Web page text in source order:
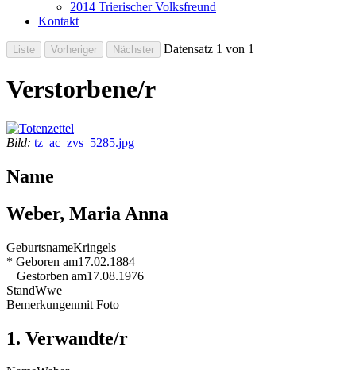
2014 Trierischer Volksfreund
Kontakt
Datensatz 1 von 1
Verstorbene/r
Bild: tz_ac_zvs_5285.jpg
Name
Weber, Maria Anna
GeburtsnameKringels
* Geboren am17.02.1884
+ Gestorben am17.08.1976
StandWwe
Bemerkungenmit Foto
1. Verwandte/r